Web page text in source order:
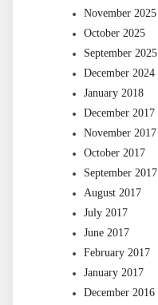
November 2025
October 2025
September 2025
December 2024
January 2018
December 2017
November 2017
October 2017
September 2017
August 2017
July 2017
June 2017
February 2017
January 2017
December 2016